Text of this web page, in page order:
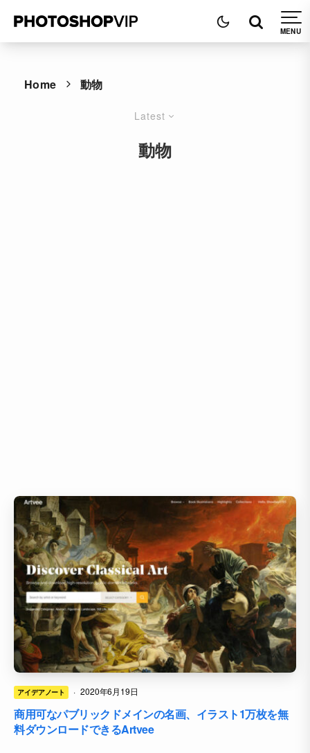
Home 動物
Latest
動物
アイデアノート · 2020年6月19日
商用可なパブリックドメインの名画、イラスト1万枚を無
料ダウンロードできるArtvee